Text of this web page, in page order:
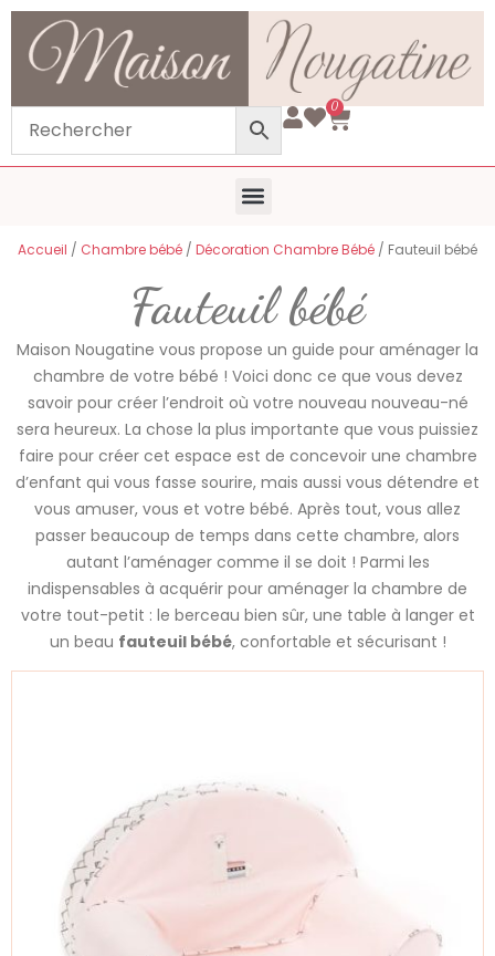
0
Accueil / Chambre bébé / Décoration Chambre Bébé / Fauteuil bébé
Fauteuil bébé
Maison Nougatine vous propose un guide pour aménager la
chambre de votre bébé ! Voici donc ce que vous devez
savoir pour créer l’endroit où votre nouveau nouveau-né
sera heureux. La chose la plus importante que vous puissiez
faire pour créer cet espace est de concevoir une chambre
d’enfant qui vous fasse sourire, mais aussi vous détendre et
vous amuser, vous et votre bébé. Après tout, vous allez
passer beaucoup de temps dans cette chambre, alors
autant l’aménager comme il se doit ! Parmi les
indispensables à acquérir pour aménager la chambre de
votre tout-petit : le berceau bien sûr, une table à langer et
un beau fauteuil bébé, confortable et sécurisant !